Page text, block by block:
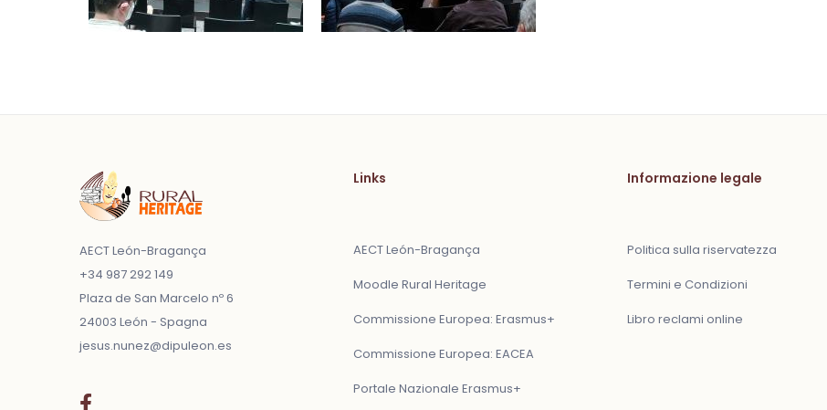
AECT León-Bragança
+34 987 292 149
Plaza de San Marcelo nº 6
24003 León - Spagna
jesus.nunez@dipuleon.es
Links
AECT León-Bragança
Moodle Rural Heritage
Commissione Europea: Erasmus+
Commissione Europea: EACEA
Portale Nazionale Erasmus+
Informazione legale
Politica sulla riservatezza
Termini e Condizioni
Libro reclami online